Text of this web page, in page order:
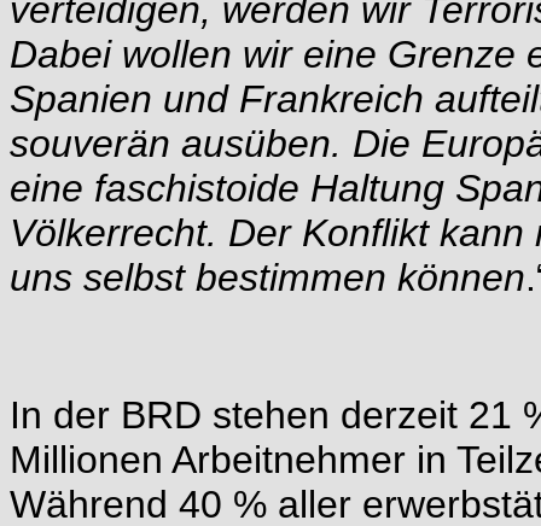
verteidigen, werden wir
Dabei wollen wir eine Grenze
Spanien und Frankreich
souverän ausüben. Die
eine faschistoide Haltung
Völkerrecht. Der Konflikt
uns selbst bestimmen können
In der BRD stehen derzeit 21
Millionen Arbeitnehmer in
Während 40 % aller